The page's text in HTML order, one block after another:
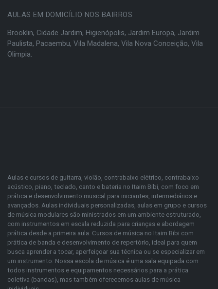
AULAS EM DOMICÍLIO NOS BAIRROS
Brooklin, Cidade Jardim, Higienópolis, Jardim Europa, Jardim
Paulista, Pacaembu, Vila Madalena, Vila Nova Conceição, Vila
Olímpia.
Aulas e cursos de guitarra, violão, contrabaixo elétrico, contrabaixo
acústico, piano, teclado, canto e bateria no Itaim Bibi, com foco em
prática e desenvolvimento musical para iniciantes, intermediários e
avançados. Aulas individuais personalizadas, aulas em grupo e cursos
de música modulares são ministrados em um ambiente estruturado,
com instrumentos em escala reduzida para crianças e abordagem
prática desde a primeira aula. Cursos de música no Itaim Bibi com
prática de banda e desenvolvimento de repertório, ideal para quem
busca aprender a tocar, aperfeiçoar sua técnica ou se especializar em
um instrumento. Nossa escola de música é uma sala equipada com
todos instrumentos e equipamentos necessários para a prática
coletiva (bandas), mas também oferecemos aulas de música